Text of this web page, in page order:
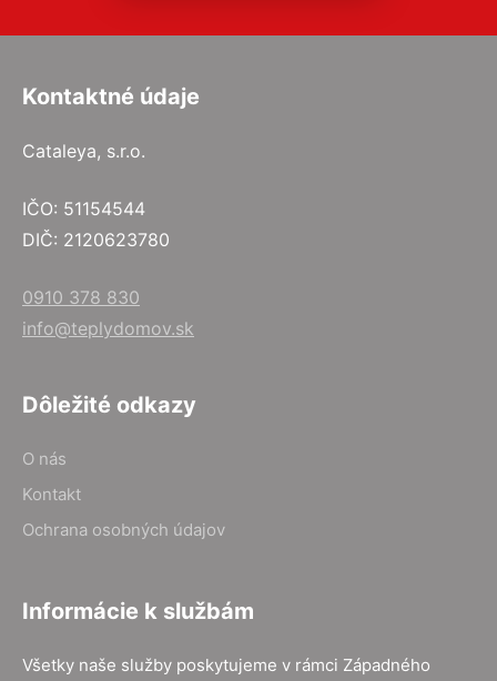
Kontaktné údaje
Cataleya, s.r.o.
IČO: 51154544
DIČ: 2120623780
0910 378 830
info@teplydomov.sk
Dôležité odkazy
O nás
Kontakt
Ochrana osobných údajov
Informácie k službám
Všetky naše služby poskytujeme v rámci Západného